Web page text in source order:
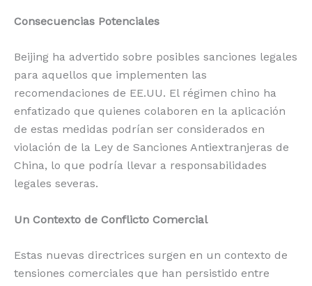
Consecuencias Potenciales
Beijing ha advertido sobre posibles sanciones legales
para aquellos que implementen las
recomendaciones de EE.UU. El régimen chino ha
enfatizado que quienes colaboren en la aplicación
de estas medidas podrían ser considerados en
violación de la Ley de Sanciones Antiextranjeras de
China, lo que podría llevar a responsabilidades
legales severas.
Un Contexto de Conflicto Comercial
Estas nuevas directrices surgen en un contexto de
tensiones comerciales que han persistido entre